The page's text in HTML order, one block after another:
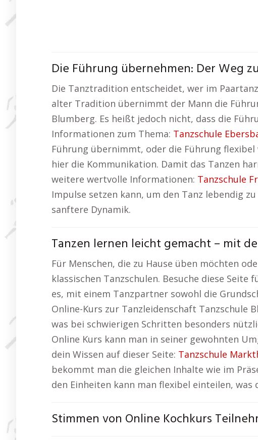
Die Führung übernehmen: Der Weg
Die Tanztradition entscheidet, wer im
alter Tradition übernimmt der Mann die
Blumberg. Es heißt jedoch nicht, dass die
Informationen zum Thema: Tanzschule
Führung übernimmt, oder die Führung
hier die Kommunikation. Damit das Tanzen
weitere wertvolle Informationen: Tanzschule
Impulse setzen kann, um den Tanz lebendig
sanftere Dynamik.
Tanzen lernen leicht gemacht – mit
Für Menschen, die zu Hause üben möchten
klassischen Tanzschulen. Besuche diese
es, mit einem Tanzpartner sowohl die
Online-Kurs zur Tanzleidenschaft Tanzschule
was bei schwierigen Schritten besonders
Online Kurs kann man in seiner gewohnten
dein Wissen auf dieser Seite: Tanzschule
bekommt man die gleichen Inhalte wie im
den Einheiten kann man flexibel einteilen,
Stimmen von Online Kochkurs